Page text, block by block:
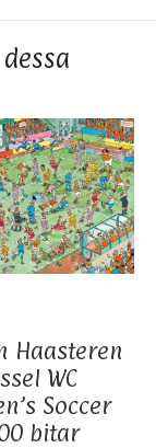
Haasteren
WC
Soccer
bitar